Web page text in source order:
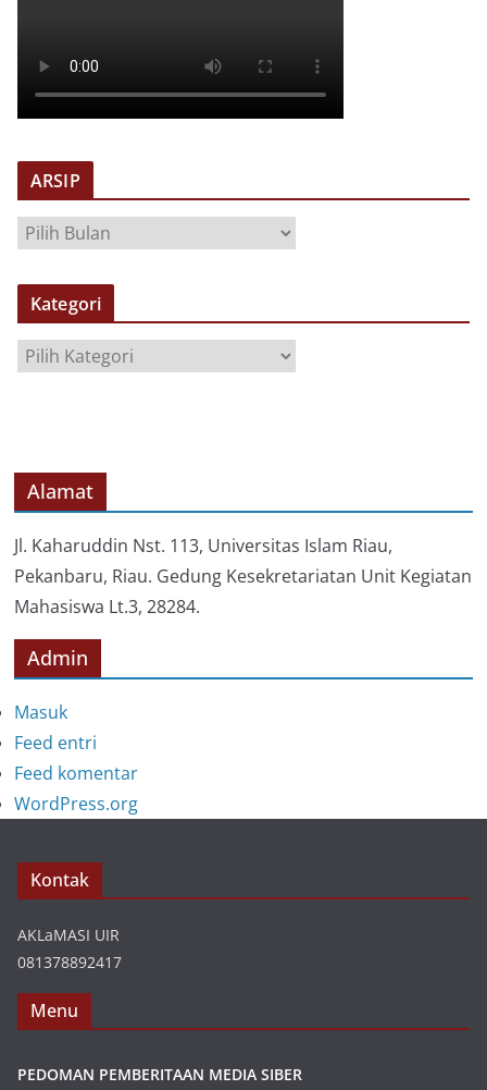
ARSIP
R
S
P
Kategori
a
r
i
Alamat
Jl. Kaharuddin Nst. 113, Universitas Islam Riau,
Pekanbaru, Riau. Gedung Kesekretariatan Unit Kegiatan
Mahasiswa Lt.3, 28284.
Admin
Masuk
Feed entri
Feed komentar
WordPress.org
Kontak
AKLaMASI UIR
081378892417
Menu
PEDOMAN PEMBERITAAN MEDIA SIBER